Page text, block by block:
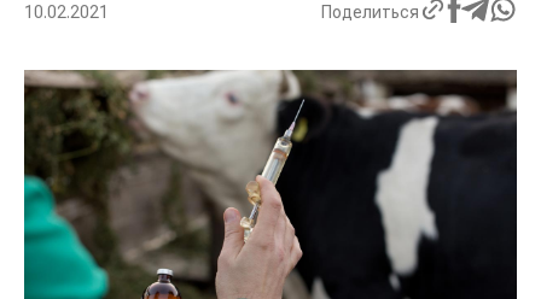
10.02.2021 Поделиться